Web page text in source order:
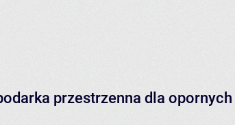
przestrzenna dla opornych